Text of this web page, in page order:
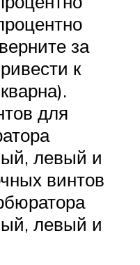
за
к
для
левый и
винтов
левый и